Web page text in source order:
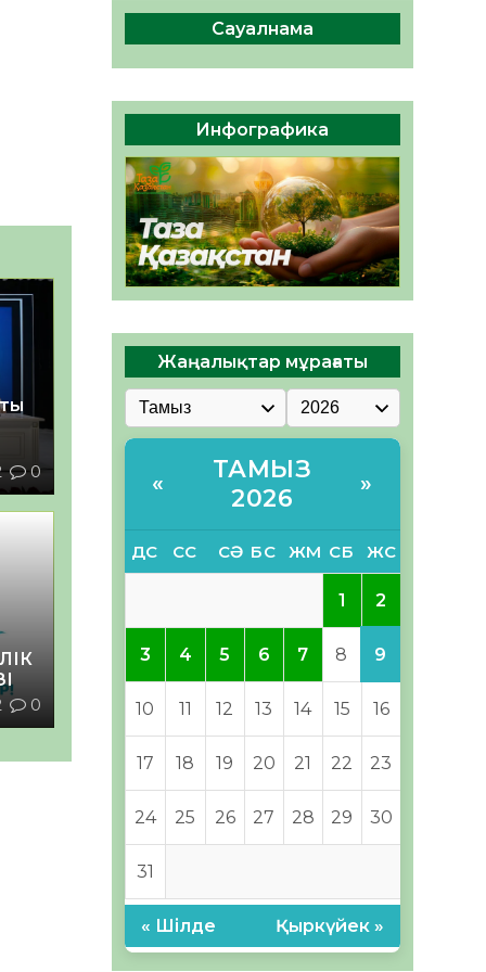
0
0
Руслан Рүстемұлы облыс
әкімінің кеңесшісі болып
тағайындалды
05.08.2026
65 0
Сауалнама
Инфографика
Жаңалықтар мұрағаты
«
ТАМЫЗ
2026
»
ДС СС СӘ БС ЖМ СБ ЖС
1 2
3 4 5 6 7 8 9
10 11 12 13 14 15 16
17 18 19 20 21 22 23
24 25 26 27 28 29 30
31
« Шілде Қыркүйек »